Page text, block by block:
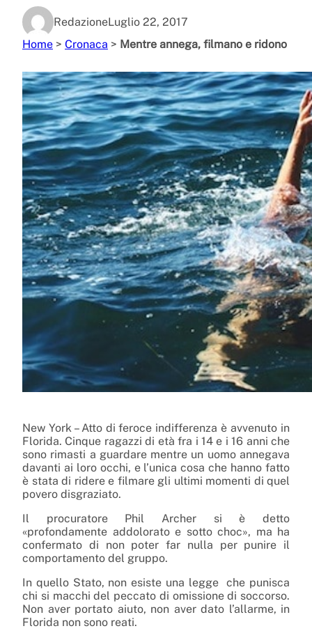
RedazioneLuglio 22, 2017
Home > Cronaca > Mentre annega, filmano e ridono
New York – Atto di feroce indifferenza è avvenuto in
Florida. Cinque ragazzi di età fra i 14 e i 16 anni che
sono rimasti a guardare mentre un uomo annegava
davanti ai loro occhi, e l’unica cosa che hanno fatto
è stata di ridere e filmare gli ultimi momenti di quel
povero disgraziato.
Il procuratore Phil Archer si è detto
«profondamente addolorato e sotto choc», ma ha
confermato di non poter far nulla per punire il
comportamento del gruppo.
In quello Stato, non esiste una legge che punisca
chi si macchi del peccato di omissione di soccorso.
Non aver portato aiuto, non aver dato l’allarme, in
Florida non sono reati.